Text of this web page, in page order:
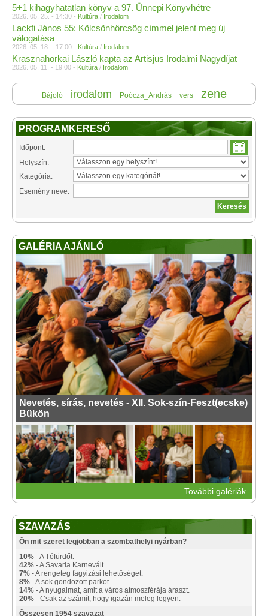
5+1 kihagyhatatlan könyv a 97. Ünnepi Könyvhétre
2026. 05. 25. - 14:30 - Kultúra / Irodalom
Lackfi János 55: Kölcsönhörcsög címmel jelent meg új
válogatása
2026. 05. 18. - 17:00 - Kultúra / Irodalom
Krasznahorkai László kapta az Artisjus Irodalmi Nagydíjat
2026. 05. 11. - 19:00 - Kultúra / Irodalom
Bájoló irodalom Poócza_András vers zene
PROGRAMKERESŐ
Időpont:
Helyszín:
Kategória:
Esemény neve:
GALÉRIA AJÁNLÓ
Nevetés, sírás, nevetés - XII. Sok-szín-Feszt(ecske)
Bükön
További galériák
SZAVAZÁS
Ön mit szeret legjobban a szombathelyi nyárban?
10% - A Tófürdőt.
42% - A Savaria Karnevált.
7% - A rengeteg fagyizási lehetőséget.
8% - A sok gondozott parkot.
14% - A nyugalmat, amit a város atmoszférája áraszt.
20% - Csak az számít, hogy igazán meleg legyen.
Összesen 1954 szavazat